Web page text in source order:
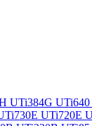
UTi384G UTi640
UTi720E